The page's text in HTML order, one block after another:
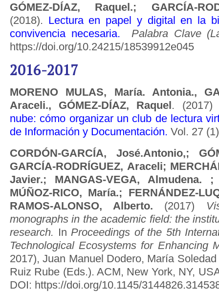
GÓMEZ-DÍAZ, Raquel.; GARCÍA-
(2018). Lectura en papel y digital en la
convivencia necesaria.
Palabra Clave
https://doi.org/10.24215/18539912e045
2016-2017
MORENO MULAS, María. Antonia.,
Araceli., GÓMEZ-DÍAZ, Raquel .
nube: cómo organizar un club de lectura
de Información y Documentación. Vol. 27
CORDÓN-GARCÍA, José.Antonio,;
GARCÍA-RODRÍGUEZ, Araceli;
Javier.; MANGAS-VEGA, Almudena.
MÚÑOZ-RICO, María.; FERNÁNDEZ-
RAMOS-ALONSO, Alberto. (2017)
monographs in the academic field: the
research. In Proceedings of the 5th
Technological Ecosystems for Enhancing
2017), Juan Manuel Dodero, María
Ruiz Rube (Eds.). ACM, New York, NY,
DOI: https://doi.org/10.1145/